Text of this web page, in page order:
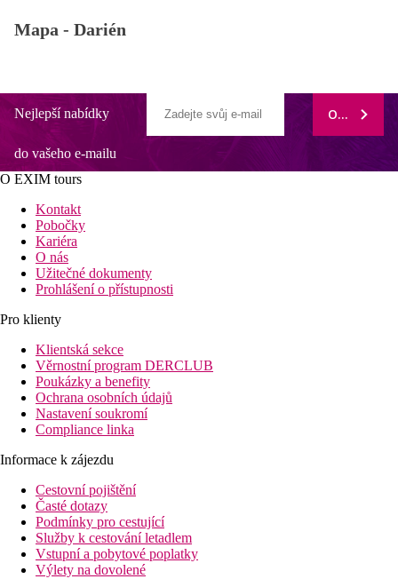
Mapa - Darién
Nejlepší nabídky
do vašeho e-mailu
ODEBÍRAT
O EXIM tours
Kontakt
Pobočky
Kariéra
O nás
Užitečné dokumenty
Prohlášení o přístupnosti
Pro klienty
Klientská sekce
Věrnostní program DERCLUB
Poukázky a benefity
Ochrana osobních údajů
Nastavení soukromí
Compliance linka
Informace k zájezdu
Cestovní pojištění
Časté dotazy
Podmínky pro cestující
Služby k cestování letadlem
Vstupní a pobytové poplatky
Výlety na dovolené